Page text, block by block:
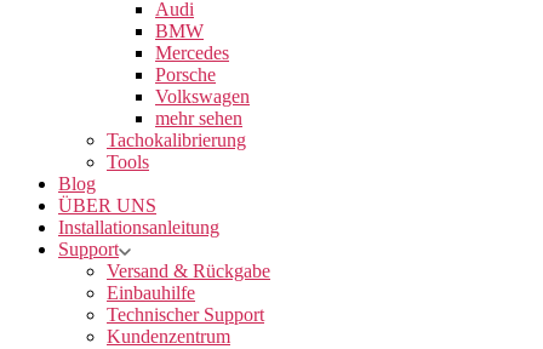
Audi
BMW
Mercedes
Porsche
Volkswagen
mehr sehen
Tachokalibrierung
Tools
Blog
ÜBER UNS
Installationsanleitung
Support
Versand & Rückgabe
Einbauhilfe
Technischer Support
Kundenzentrum